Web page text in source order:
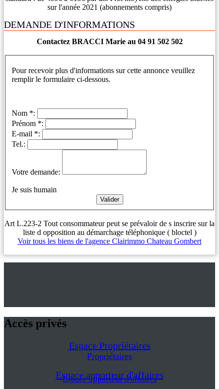
sur l'année 2021 (abonnements compris)
DEMANDE D'INFORMATIONS
Contactez BRACCI Marie au 04 91 502 502
Pour recevoir plus d'informations sur cette annonce veuillez
remplir le formulaire ci-dessous.
Nom *:
Prénom *:
E-mail *:
Tel.:
Votre demande:
Je suis humain
Art L.223-2 Tout consommateur peut se prévaloir de s inscrire sur la
liste d opposition au démarchage téléphonique ( bloctel )
Voir tous les biens de l'agence Clairimmo Chateau Gombert
Accès privés
Espace Propriétaires
Propriétaires
Espace apporteur d'affaires
Espace apporteur d'affaires